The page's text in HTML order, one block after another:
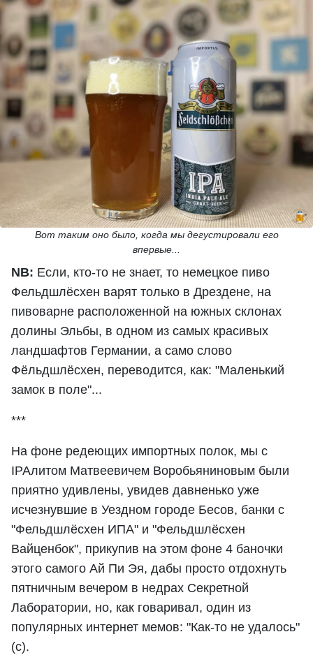
Вот таким оно было, когда мы дегустировали его
впервые...
NB: Если, кто-то не знает, то немецкое пиво
Фельдшлёсхен варят только в Дрездене, на
пивоварне расположенной на южных склонах
долины Эльбы, в одном из самых красивых
ландшафтов Германии, а само слово
Фёльдшлёсхен, переводится, как: "Маленький
замок в поле"...
***
На фоне редеющих импортных полок, мы с
IPAлитом Матвеевичем Воробьяниновым были
приятно удивлены, увидев давненько уже
исчезнувшие в Уездном городе Бесов, банки с
"Фельдшлёсхен ИПА" и "Фельдшлёсхен
Вайценбок", прикупив на этом фоне 4 баночки
этого самого Ай Пи Эя, дабы просто отдохнуть
пятничным вечером в недрах Секретной
Лаборатории, но, как говаривал, один из
популярных интернет мемов: "Как-то не удалось"
(с).